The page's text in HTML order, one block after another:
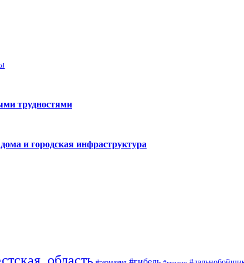
трудностями
и городская инфраструктура